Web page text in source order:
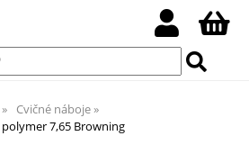
Cvičné náboje
7,65 Browning